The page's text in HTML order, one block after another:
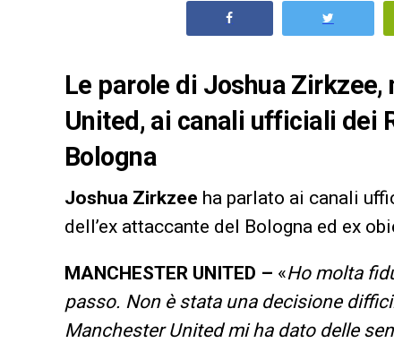
Le parole di Joshua
United, ai canali ufficiali dei
Bologna
Joshua Zirkzee ha parlato ai canali
dell’ex attaccante del Bologna ed ex
MANCHESTER UNITED – «Ho molta
passo. Non è stata una decisione
Manchester United mi ha dato delle